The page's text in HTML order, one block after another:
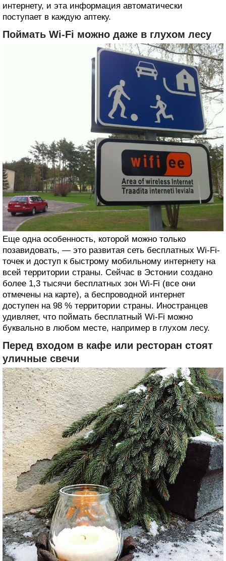
интернету, и эта информация автоматически
поступает в каждую аптеку.
Поймать Wi-Fi можно даже в глухом лесу
Еще одна особенность, которой можно только
позавидовать, — это развитая сеть бесплатных Wi-Fi-
точек и доступ к быстрому мобильному интернету на
всей территории страны. Сейчас в Эстонии создано
более 1,3 тысячи бесплатных зон Wi-Fi (все они
отмечены на карте), а беспроводной интернет
доступен на 98 % территории страны. Иностранцев
удивляет, что поймать бесплатный Wi-Fi можно
буквально в любом месте, например в глухом лесу.
Перед входом в кафе или ресторан стоят
уличные свечи